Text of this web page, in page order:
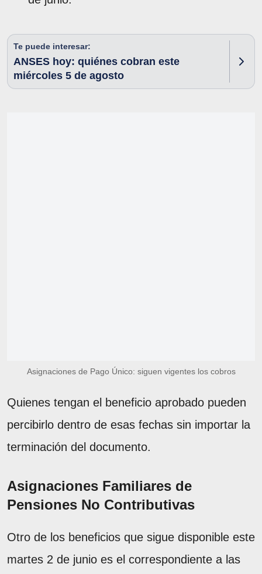
Te puede interesar:
ANSES hoy: quiénes cobran este
miércoles 5 de agosto
Asignaciones de Pago Único: siguen vigentes los cobros
Quienes tengan el beneficio aprobado pueden
percibirlo dentro de esas fechas sin importar la
terminación del documento.
Asignaciones Familiares de
Pensiones No Contributivas
Otro de los beneficios que sigue disponible este
martes 2 de junio es el correspondiente a las